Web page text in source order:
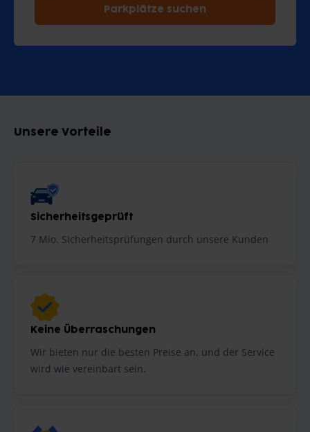
Parkplätze suchen
Unsere Vorteile
Sicherheitsgeprüft
7 Mio. Sicherheitsprüfungen durch unsere Kunden
Keine Überraschungen
Wir bieten nur die besten Preise an, und der Service
wird wie vereinbart sein.